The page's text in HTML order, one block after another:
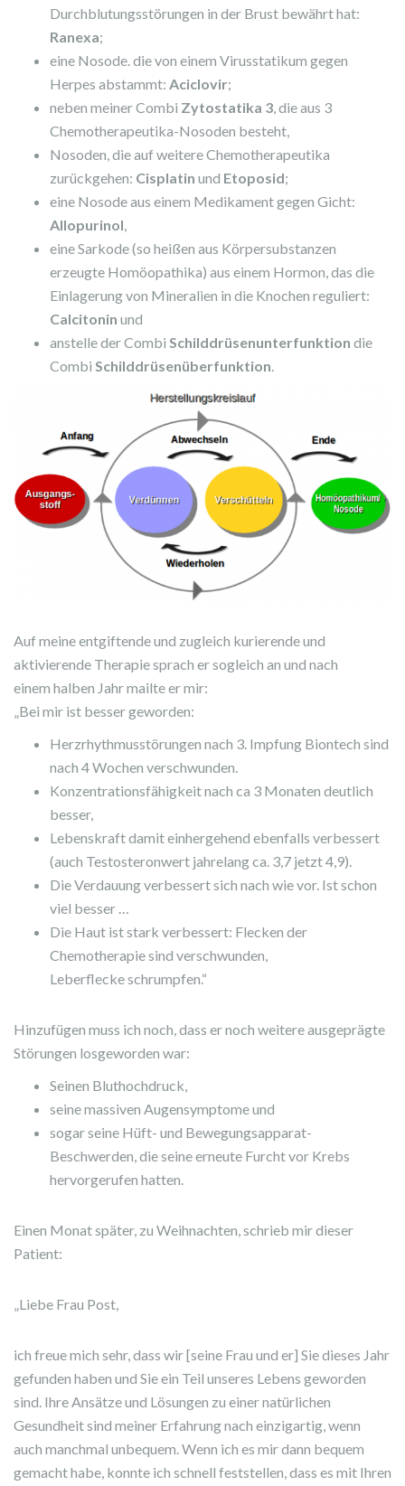
Durchblutungsstörungen in der Brust bewährt hat:
Ranexa;
eine Nosode. die von einem Virusstatikum gegen
Herpes abstammt: Aciclovir;
neben meiner Combi Zytostatika 3, die aus 3
Chemotherapeutika-Nosoden besteht,
Nosoden, die auf weitere Chemotherapeutika
zurückgehen: Cisplatin und Etoposid;
eine Nosode aus einem Medikament gegen Gicht:
Allopurinol,
eine Sarkode (so heißen aus Körpersubstanzen
erzeugte Homöopathika) aus einem Hormon, das die
Einlagerung von Mineralien in die Knochen reguliert:
Calcitonin und
anstelle der Combi Schilddrüsenunterfunktion die
Combi Schilddrüsenüberfunktion.
Auf meine entgiftende und zugleich kurierende und
aktivierende Therapie sprach er sogleich an und nach
einem halben Jahr mailte er mir:
„Bei mir ist besser geworden:
Herzrhythmusstörungen nach 3. Impfung Biontech sind
nach 4 Wochen verschwunden.
Konzentrationsfähigkeit nach ca 3 Monaten deutlich
besser,
Lebenskraft damit einhergehend ebenfalls verbessert
(auch Testosteronwert jahrelang ca. 3,7 jetzt 4,9).
Die Verdauung verbessert sich nach wie vor. Ist schon
viel besser …
Die Haut ist stark verbessert: Flecken der
Chemotherapie sind verschwunden,
Leberflecke schrumpfen.“
Hinzufügen muss ich noch, dass er noch weitere ausgeprägte
Störungen losgeworden war:
Seinen Bluthochdruck,
seine massiven Augensymptome und
sogar seine Hüft- und Bewegungsapparat-
Beschwerden, die seine erneute Furcht vor Krebs
hervorgerufen hatten.
Einen Monat später, zu Weihnachten, schrieb mir dieser
Patient:
„Liebe Frau Post,
ich freue mich sehr, dass wir [seine Frau und er] Sie dieses Jahr
gefunden haben und Sie ein Teil unseres Lebens geworden
sind. Ihre Ansätze und Lösungen zu einer natürlichen
Gesundheit sind meiner Erfahrung nach einzigartig, wenn
auch manchmal unbequem. Wenn ich es mir dann bequem
gemacht habe, konnte ich schnell feststellen, dass es mit Ihren